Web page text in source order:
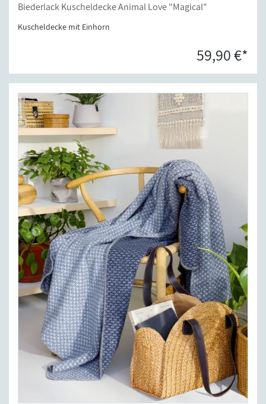
Biederlack Kuscheldecke Animal Love "Magical"
Kuscheldecke mit Einhorn
59,90 €*